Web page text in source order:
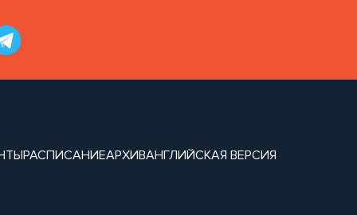
РАСПИСАНИЕАРХИВАНГЛИЙСКАЯ ВЕРСИЯ